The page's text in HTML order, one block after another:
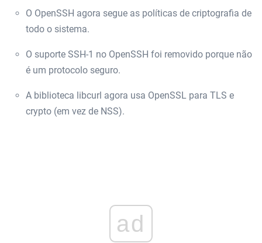
O OpenSSH agora segue as políticas de criptografia de
todo o sistema.
O suporte SSH-1 no OpenSSH foi removido porque não
é um protocolo seguro.
A biblioteca libcurl agora usa OpenSSL para TLS e
crypto (em vez de NSS).
ad